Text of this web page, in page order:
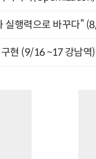
실행력으로 바꾸다”
현 (9/16 ~17 강남역)